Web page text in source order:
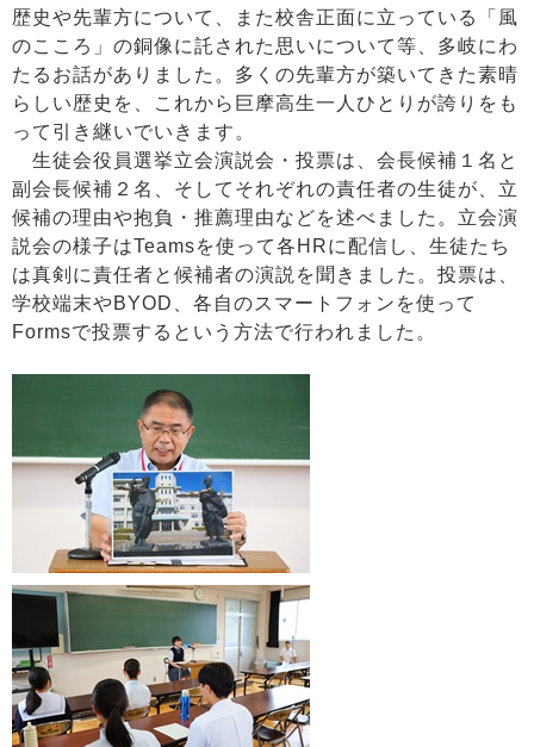
歴史や先輩方について、また校舎正面に立っている「風
のこころ」の銅像に託された思いについて等、多岐にわ
たるお話がありました。多くの先輩方が築いてきた素晴
らしい歴史を、これから 巨摩高生一人ひとりが誇りをも
って引き継いでいきます。
生徒会役員選挙立会演説会・投票は、会長候補１名と
副会長候補２名、そしてそれぞれの責任者の生徒が、立
候補の理由や抱負・推薦理由などを述べました。立会演
説会の様子はTeamsを使って各HRに配信し、生徒たち
は真剣に責任者と候補者の演説を聞きました。投票は、
学校端末やBYOD、各自のスマートフォンを使って
Formsで投票するという方法で行われました。